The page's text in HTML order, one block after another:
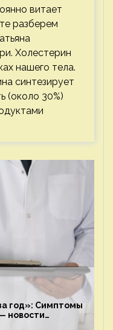
витает
разберем
Холестерин
нашего тела.
синтезирует
(около 30%)
год»: Симптомы
новости